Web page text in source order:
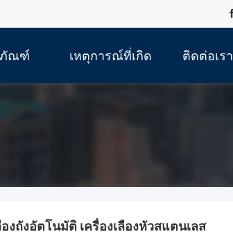
ณฑ์ เหตุการณ์ที่เกิด ติดต่อเรา
องถังอัตโนมัติ เครื่องเลืองหัวสแตนเลส